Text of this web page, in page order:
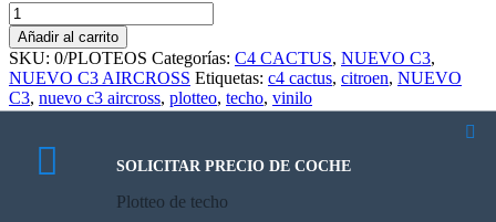
Plotteo
de
techo
cantidad
Añadir al carrito
SKU: 0/PLOTEOS Categorías: C4 CACTUS, NUEVO C3,
NUEVO C3 AIRCROSS Etiquetas: c4 cactus, citroen, NUEVO
C3, nuevo c3 aircross, plotteo, techo, vinilo
Información adicional
SOLICITAR PRECIO DE COCHE
Plotteo de techo